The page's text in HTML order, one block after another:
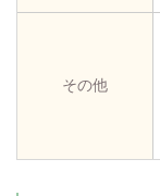
その他